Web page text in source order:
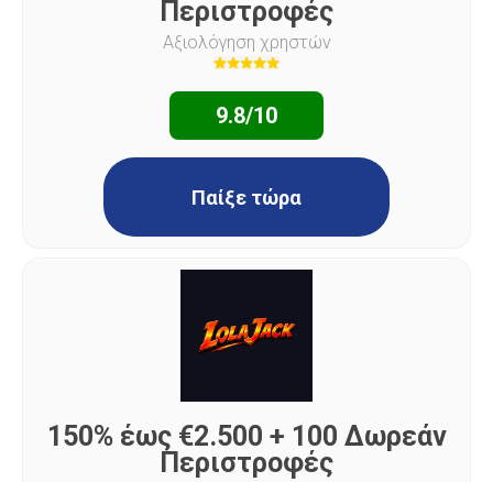
Περιστροφές
Αξιολόγηση χρηστών
9.8/10
Παίξε τώρα
150% έως €2.500 + 100 Δωρεάν
Περιστροφές